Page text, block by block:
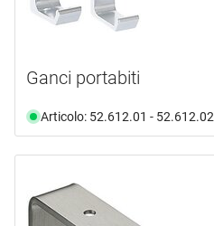
Ganci portabiti
Articolo: 52.612.01 - 52.612.02